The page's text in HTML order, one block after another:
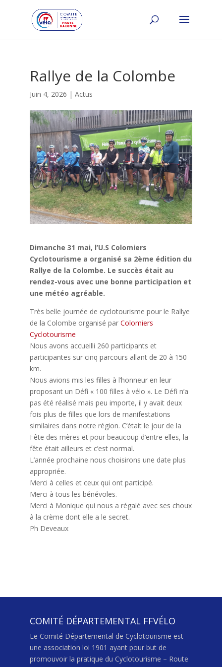
Rallye de la Colombe
Juin 4, 2026 | Actus
Dimanche 31 mai, l’U.S Colomiers
Cyclotourisme a organisé sa 2ème édition du
Rallye de la Colombe. Le succès était au
rendez-vous avec une bonne participation et
une météo agréable.
Très belle journée de cyclotourisme pour le Rallye
de la Colombe organisé par Colomiers
Cyclotourisme
Nous avons accueilli 260 participants et
participantes sur cinq parcours allant de 20 à 150
km.
Nous avions mis les filles à l’honneur en leur
proposant un Défi « 100 filles à vélo ». Le Défi n’a
pas été réalisé mais peu importe, il y avait deux
fois plus de filles que lors de manifestations
similaires dans notre région. C’était le jour de la
Fête des mères et pour beaucoup d’entre elles, la
fête était ailleurs et c’est normal.
L’année prochaine nous choisirons une date plus
appropriée.
Merci à celles et ceux qui ont participé.
Merci à tous les bénévoles.
Merci à Monique qui nous a régalé avec ses choux
à la crème dont elle a le secret.
Ph Deveaux
COMITÉ DÉPARTEMENTAL FFVÉLO
Le Comité Départemental de Cyclotourisme est
une association loi 1901 ayant pour but de
promouvoir la pratique du Cyclotourisme – Route